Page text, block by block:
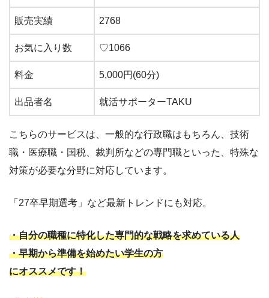
販売実績 2768
お気に入り数 ♡1066
料金 5,000円(60分)
出品者名 就活サポーターTAKU
こちらのサービスは、一般的な行政職はもちろん、技術
職・医療職・国税、裁判所などの専門職といった、特殊な
対策が必要な分野に対応しています。
「27卒早期選考」など最新トレンドにも対応。
・自分の職種に特化した専門的な戦略を求めている人
・早期から準備を始めたい学生の方
にオススメです！